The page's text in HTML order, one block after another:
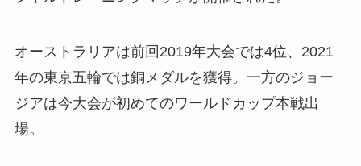
オーストラリアは前回2019年大会では4位、2021
年の東京五輪では銅メダルを獲得。一方のジョー
ジアは今大会が初めてのワールドカップ本戦出
場。